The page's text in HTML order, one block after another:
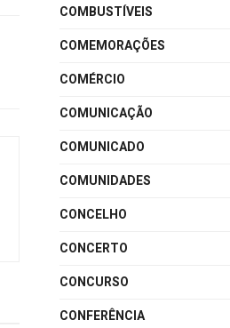
COMBUSTÍVEIS
COMEMORAÇÕES
COMÉRCIO
COMUNICAÇÃO
COMUNICADO
COMUNIDADES
CONCELHO
CONCERTO
CONCURSO
CONFERÊNCIA